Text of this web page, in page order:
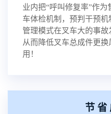
业内把“呼叫修复率”作
车体检机制，预判干预
管理模式在叉车大的事故
从而降低叉车总成件更
用！
节